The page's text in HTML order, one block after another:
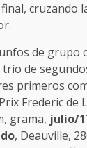
cruzando
de grupo
de
primeros
Frederic de
grama, julio/
, Deauville,